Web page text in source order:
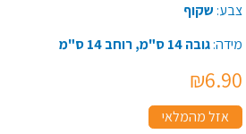
צבע: שקוף
מידה:גובה 14 ס"מ, רוחב 14 ס"מ
₪6.90
אזל מהמלאי